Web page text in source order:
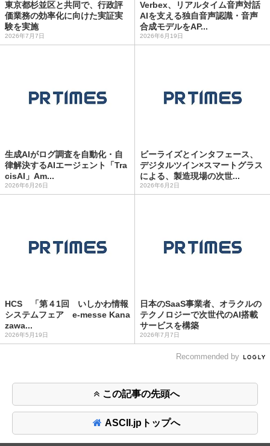
東京都杉並区と共同で、行政評
価業務の効率化に向けた実証実
験を実施
2026年7月7日
Verbex、リアルタイム音声対話
AIを支える独自音声認識・音声
合成モデルをAP...
2026年6月19日
生成AIがログ調査を自動化・自
律解決するAIエージェント「Tra
cisAI」Am...
2026年6月26日
ビーライズとインタフェース、
デジタルツイン×スマートグラス
による、製造現場の次世...
2026年6月2日
HCS 「第４1回 いしかわ情報
システムフェア e-messe Kana
zawa...
2026年5月19日
日本のSaaS事業者、オラクルの
テクノロジーで次世代のAI搭載
サービスを構築
2026年7月7日
Recommended by
この記事の先頭へ
ASCII.jpトップへ